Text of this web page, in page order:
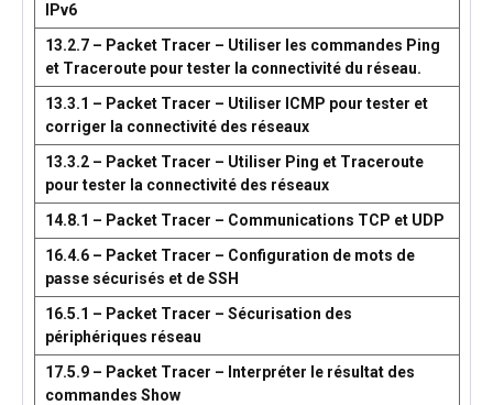
IPv6
13.2.7 – Packet Tracer – Utiliser les commandes Ping
et Traceroute pour tester la connectivité du réseau.
13.3.1 – Packet Tracer – Utiliser ICMP pour tester et
corriger la connectivité des réseaux
13.3.2 – Packet Tracer – Utiliser Ping et Traceroute
pour tester la connectivité des réseaux
14.8.1 – Packet Tracer – Communications TCP et UDP
16.4.6 – Packet Tracer – Configuration de mots de
passe sécurisés et de SSH
16.5.1 – Packet Tracer – Sécurisation des
périphériques réseau
17.5.9 – Packet Tracer – Interpréter le résultat des
commandes Show